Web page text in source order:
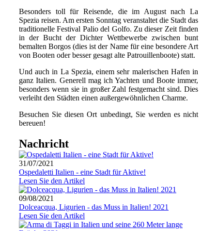
Besonders toll für Reisende, die im August nach La
Spezia reisen. Am ersten Sonntag veranstaltet die Stadt das
traditionelle Festival Palio del Golfo. Zu dieser Zeit finden
in der Bucht der Dichter Wettbewerbe zwischen bunt
bemalten Borgos (dies ist der Name für eine besondere Art
von Booten oder besser gesagt alte Patrouillenboote) statt.
Und auch in La Spezia, einem sehr malerischen Hafen in
ganz Italien. Generell mag ich Yachten und Boote immer,
besonders wenn sie in großer Zahl festgemacht sind. Dies
verleiht den Städten einen außergewöhnlichen Charme.
Besuchen Sie diesen Ort unbedingt, Sie werden es nicht
bereuen!
Nachricht
31/07/2021
Ospedaletti Italien - eine Stadt für Aktive!
Lesen Sie den Artikel
09/08/2021
Dolceacqua, Ligurien - das Muss in Italien! 2021
Lesen Sie den Artikel